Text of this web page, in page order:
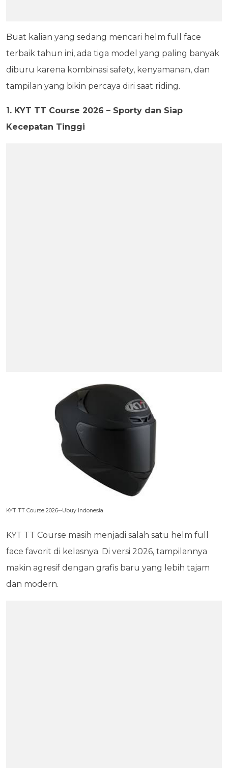
Buat kalian yang sedang mencari helm full face
terbaik tahun ini, ada tiga model yang paling banyak
diburu karena kombinasi safety, kenyamanan, dan
tampilan yang bikin percaya diri saat riding.
1. KYT TT Course 2026 – Sporty dan Siap
Kecepatan Tinggi
KYT TT Course 2026--Ubuy Indonesia
KYT TT Course masih menjadi salah satu helm full
face favorit di kelasnya. Di versi 2026, tampilannya
makin agresif dengan grafis baru yang lebih tajam
dan modern.